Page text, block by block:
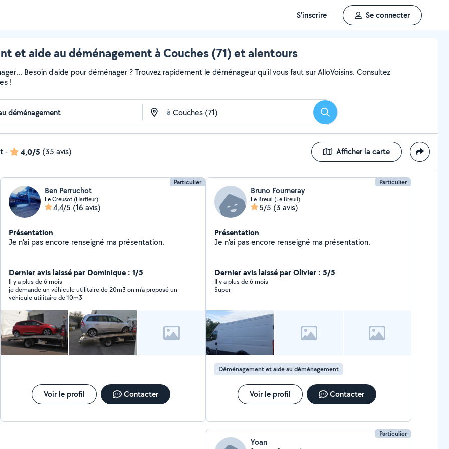
S'inscrire Se connecter
et aide au déménagement à Couches (71) et alentours
Besoin d'aide pour déménager ? Trouvez rapidement le déménageur qu'il vous faut sur AlloVoisins. Consultez
!
à Rechercher
- 4,0/5 (35 avis) Afficher la carte
Particulier
Ben Perruchot
Le Creusot (Harfleur)
4,4/5 (16 avis)
Présentation
Je n'ai pas encore renseigné ma présentation.
Dernier avis laissé par Dominique : 1/5
Il y a plus de 6 mois
je demande un véhicule utilitaire de 20m3 on m'a proposé un
véhicule utilitaire de 10m3
Voir le profil Contacter
Particulier
Bruno Fourneray
Le Breuil (Le Breuil)
5/5 (3 avis)
Présentation
Je n'ai pas encore renseigné ma présentation.
Dernier avis laissé par Olivier : 5/5
Il y a plus de 6 mois
Super
Déménagement et aide au déménagement
Voir le profil Contacter
Particulier
Yoan